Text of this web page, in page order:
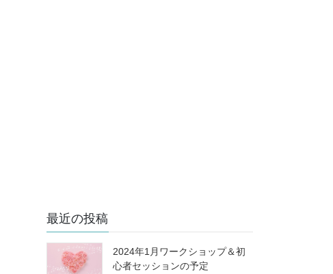
最近の投稿
2024年1月ワークショップ＆初
心者セッションの予定